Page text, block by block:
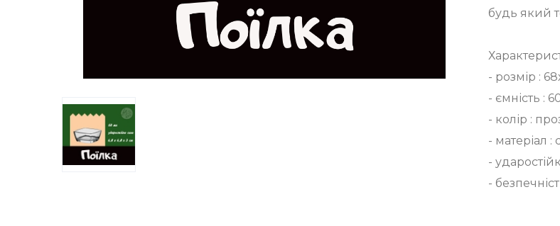
будь який
- розмір :
- ємність :
- колір :
- матеріал :
-
-